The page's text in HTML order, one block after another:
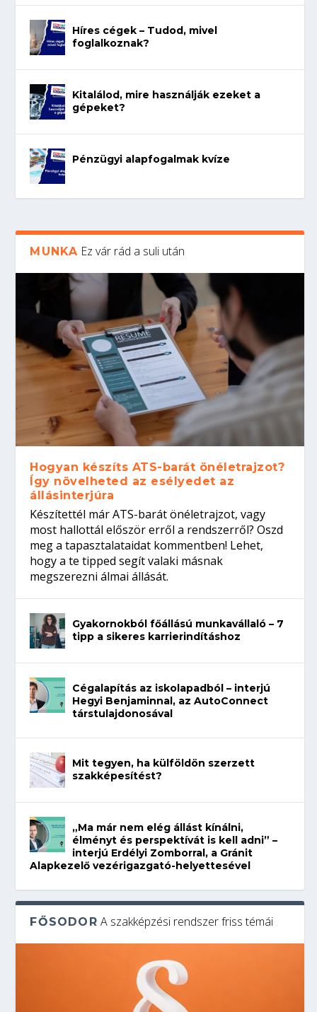
Híres cégek – Tudod, mivel
foglalkoznak?
Kitalálod, mire használják ezeket a
gépeket?
Pénzügyi alapfogalmak kvíze
MUNKA Ez vár rád a suli után
Hogyan készíts ATS-barát önéletrajzot?
Így növelheted az esélyedet az
állásinterjúra
Készítettél már ATS-barát önéletrajzot, vagy
most hallottál először erről a rendszerről? Oszd
meg a tapasztalataidat kommentben! Lehet,
hogy a te tipped segít valaki másnak
megszerezni álmai állását.
Gyakornokból főállású munkavállaló – 7
tipp a sikeres karrierindításhoz
Cégalapítás az iskolapadból – interjú
Hegyi Benjaminnal, az AutoConnect
társtulajdonosával
Mit tegyen, ha külföldön szerzett
szakképesítést?
„Ma már nem elég állást kínálni,
élményt és perspektívát is kell adni” –
interjú Erdélyi Zomborral, a Gránit
Alapkezelő vezérigazgató-helyettesével
FŐSODOR A szakképzési rendszer friss témái